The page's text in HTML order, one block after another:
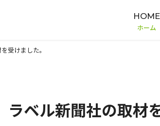
HOME
ホーム
受けました。
ベル新聞社の取材